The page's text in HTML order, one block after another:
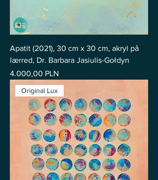
Apatit (2021), 30 cm x 30 cm, akryl på
lærred, Dr. Barbara Jasiulis-Gołdyn
Pris
4.000,00 PLN
Original Lux